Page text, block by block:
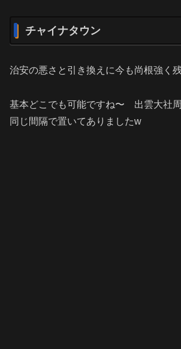
チャイナタウン
治安の悪さと引き換えに今も尚根強く
基本どこでも可能ですね〜 出雲大社
同じ間隔で置いてありましたw